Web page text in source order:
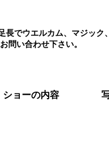
でウエルカム、マジック
問い合わせ下さい。
ショーの内容